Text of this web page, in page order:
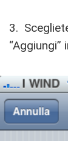
3.